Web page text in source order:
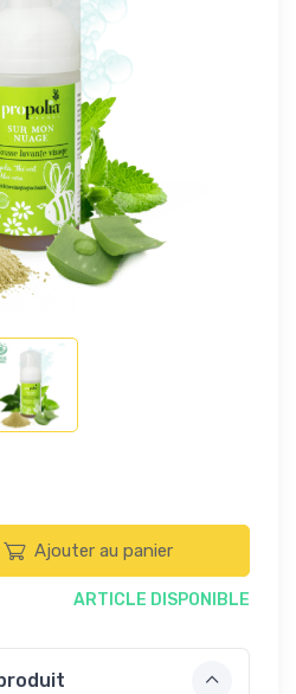
Ajouter au panier
ARTICLE DISPONIBLE